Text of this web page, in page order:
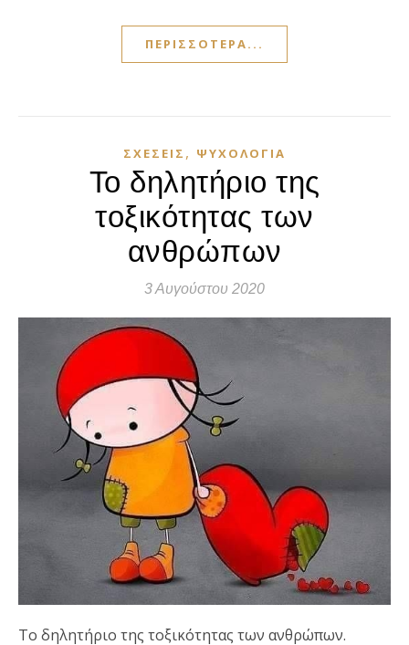
ΠΕΡΙΣΣΌΤΕΡΑ...
ΣΧΈΣΕΙΣ , ΨΥΧΟΛΟΓΊΑ
Το δηλητήριο της
τοξικότητας των
ανθρώπων
3 Αυγούστου 2020
Το δηλητήριο της τοξικότητας των ανθρώπων.